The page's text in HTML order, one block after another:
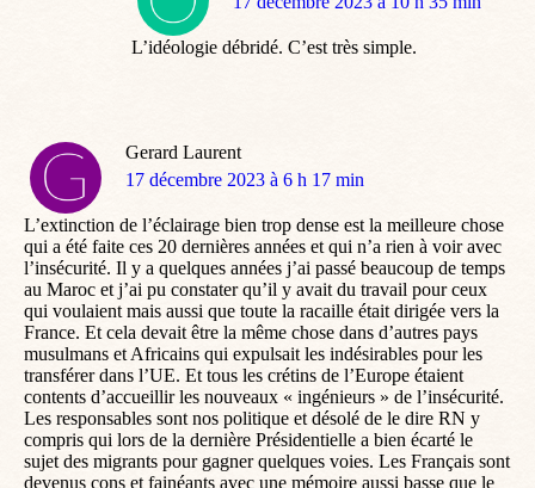
L’idéologie débridé. C’est très simple.
Gerard Laurent
dit
17 décembre 2023 à 6 h 17 min
L’extinction de l’éclairage bien trop dense est la meilleure chose
qui a été faite ces 20 dernières années et qui n’a rien à voir avec
l’insécurité. Il y a quelques années j’ai passé beaucoup de temps
au Maroc et j’ai pu constater qu’il y avait du travail pour ceux
qui voulaient mais aussi que toute la racaille était dirigée vers la
France. Et cela devait être la même chose dans d’autres pays
musulmans et Africains qui expulsait les indésirables pour les
transférer dans l’UE. Et tous les crétins de l’Europe étaient
contents d’accueillir les nouveaux « ingénieurs » de l’insécurité.
Les responsables sont nos politique et désolé de le dire RN y
compris qui lors de la dernière Présidentielle a bien écarté le
sujet des migrants pour gagner quelques voies. Les Français sont
devenus cons et fainéants avec une mémoire aussi basse que le